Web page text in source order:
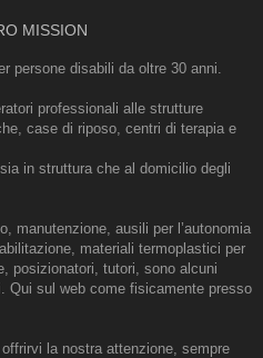
MISSION
persone disabili da oltre 30 anni.
professionali alle strutture
case di riposo, centri di terapia e
in struttura che al domicilio degli
manutenzione, ausili per l’autonomia
materiali termoplastici per
posizionatori, tutori, sono alcuni
Qui sul web come fisicamente presso
la nostra attenzione, sempre